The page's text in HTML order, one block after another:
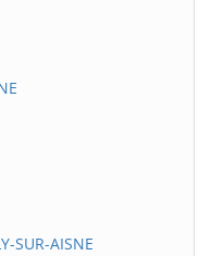
SUR-AISNE